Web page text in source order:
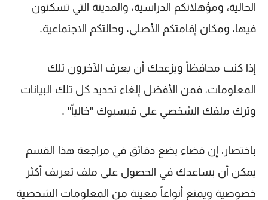
الحالية، ومؤهلاتكم الدراسية، والمدينة التي تسكنون
فيها، ومكان إقامتكم الأصلي، وحالتكم الاجتماعية.
إذا كنت محافظاً ويزعجك أن يعرف الآخرون تلك
المعلومات، فمن الأفضل إلغاء تحديد كل تلك البيانات
وترك ملفك الشخصي على فيسبوك "خالياً" .
باختصار، إن قضاء بضع دقائق في مراجعة هذا القسم
يمكن أن يساعدك في الحصول على ملف تعريف أكثر
خصوصية ويمنع أنواعاً معينة من المعلومات الشخصية